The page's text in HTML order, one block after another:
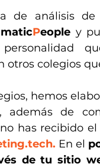
de análisis
People y
personalidad
otros colegios
hemos
además de
. En el
de tu sitio